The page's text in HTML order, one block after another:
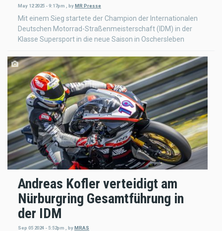
May 12 2025 - 9:17pm byMR Presse
Mit einem Sieg startete der Champion der Internationalen
Deutschen Motorrad-Straßenmeisterschaft (IDM) in der
Klasse Supersport in die neue Saison in Oschersleben
Andreas Kofler verteidigt am
Nürburgring Gesamtführung in
der IDM
Sep 05 2024 - 5:52pm byMRAS